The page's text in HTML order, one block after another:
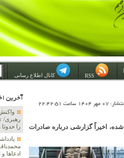
کانال اطلاع رسانی
ساعت 22:42:51
اخیراً گزارشی درباره صادرات
آخرين
رهبری/
را
ادعاها